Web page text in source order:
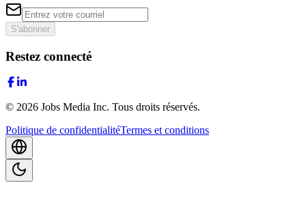
S'abonner
Restez connecté
© 2026 Jobs Media Inc. Tous droits réservés.
Politique de confidentialitéTermes et conditions